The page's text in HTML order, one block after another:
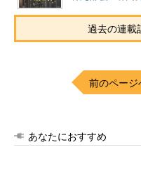
過去の連載
前のページ
あなたにおすすめ